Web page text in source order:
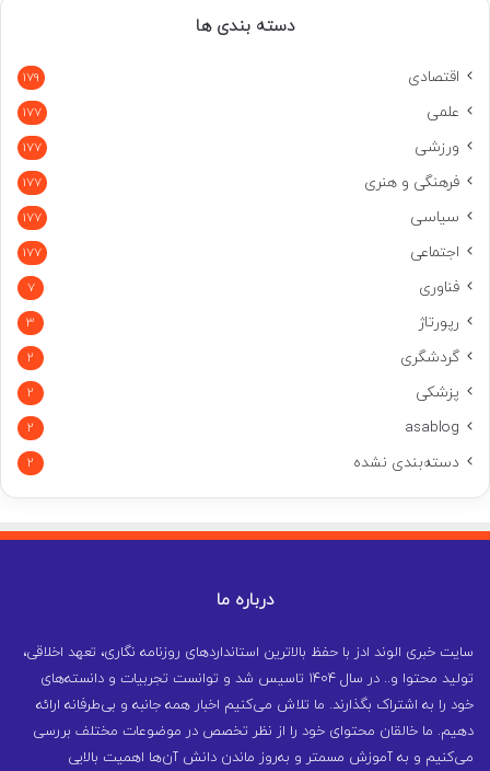
دسته بندی ها
اقتصادی 179
علمی 177
ورزشی 177
فرهنگی و هنری 177
سیاسی 177
اجتماعی 177
فناوری 7
رپورتاژ 3
گردشگری 2
پزشکی 2
asablog
2
دسته‌بندی نشده 2
درباره ما
سایت خبری الوند ادز با حفظ بالاترین استانداردهای روزنامه نگاری، تعهد اخلاقی،
تولید محتوا و.. در سال ۱۴۰۴ تاسیس شد و توانست تجربیات و دانسته‌های
خود را به اشتراک بگذارند. ما تلاش می‌کنیم اخبار همه جانبه و بی‌طرفانه ارائه
دهیم. ما خالقان محتوای خود را از نظر تخصص در موضوعات مختلف بررسی
می‌کنیم و به آموزش مسمتر و به‌روز ماندن دانش آن‌ها اهمیت بالایی